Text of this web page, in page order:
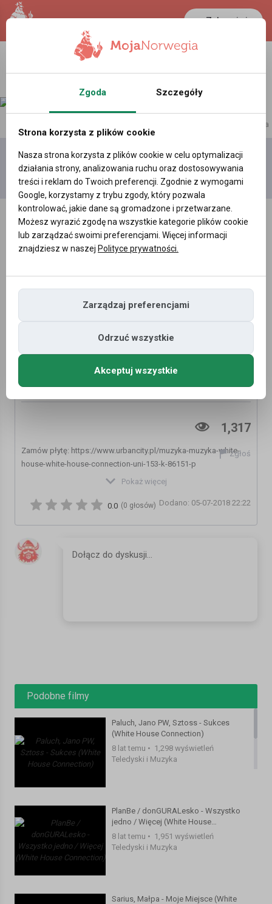
Zaloguj się
reklama
Dodaj
film
Moje
filmy
Wszystkie
JWP/BC - Radioaktywni (White House
Connection)
1,317
Zgłoś
Zamów płytę: https://www.urbancity.pl/muzyka-muzyka-white-
house-white-house-connection-uni-153-k-86151-p
przedstawia singiel promujący projekt White House Connection:
White House na FB: https://www.facebook.com/WHR71/
Pokaż więcej
Dodano: 05-07-2018 22:22
(0 głosów)
0.0
Podobne filmy
Paluch, Jano PW, Sztoss - Sukces
(White House Connection)
8 lat temu • 1,298 wyświetleń
Teledyski i Muzyka
PlanBe / donGURALesko - Wszystko
jedno / Więcej (White House
Connection)
8 lat temu • 1,951 wyświetleń
Teledyski i Muzyka
Sarius, Małpa - Moje Miejsce (White
Zgoda Szczegóły
Strona korzysta z plików cookie
Nasza strona korzysta z plików cookie w celu optymalizacji
działania strony, analizowania ruchu oraz dostosowywania
treści i reklam do Twoich preferencji. Zgodnie z wymogami
Google, korzystamy z trybu zgody, który pozwala
kontrolować, jakie dane są gromadzone i przetwarzane.
Możesz wyrazić zgodę na wszystkie kategorie plików cookie
lub zarządzać swoimi preferencjami. Więcej informacji
znajdziesz w naszej Polityce prywatności.
Zarządzaj preferencjami
Odrzuć wszystkie
Akceptuj wszystkie